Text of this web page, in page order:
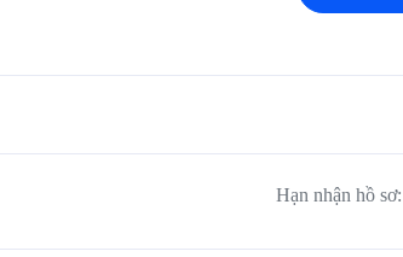
Hạn nhận hồ sơ: